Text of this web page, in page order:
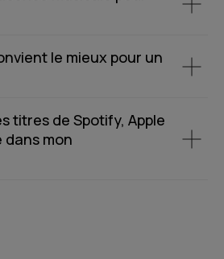
le mieux pour un
titres de Spotify, Apple
dans mon